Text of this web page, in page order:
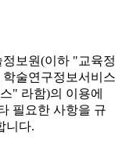
보원(이하 "교육정
술연구정보서비스
" 라함)의 이용에
필요한 사항을 규
니다.